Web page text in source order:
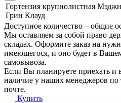
Гортензия крупнолистная
Грин Клауд
Доступное количество – общие
Мы оставляем за собой право
складах. Оформите заказ на
имеющегося, и оно будет в
самовывоза.
Если Вы планируете приехать и
наличие у наших менеджеров по
почте.
Купить